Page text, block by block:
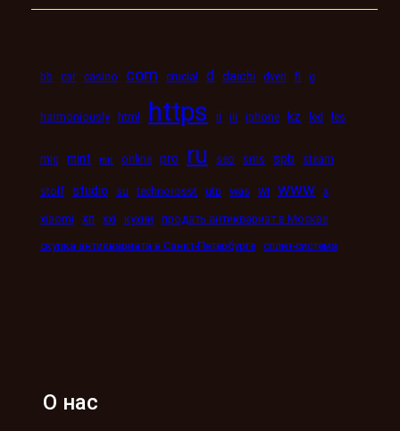
bb car casino com crucial d daichi dveri fi g
harmoniously html https ii iii iphone kz led les
mig mint mir online pro ru seo sms spb steam
stolf studio su technorosst utp was wi www x
xiaomi xn xxi кухни
продать антиквариат в Москве
скупка антиквариата в Санкт-Петербурге сплит-система
О нас